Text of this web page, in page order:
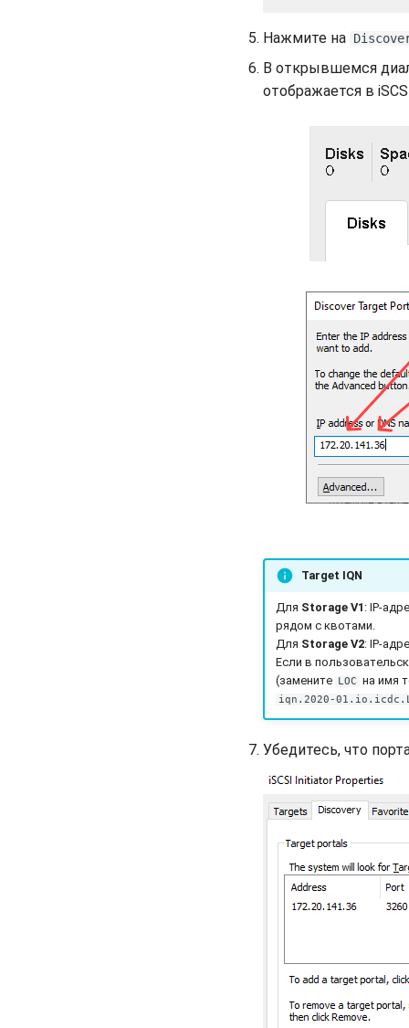
Нажмите на
В открывшемся
отображается в
Target IQN
Для Storage V1 : IP-
рядом с квотами.
Для Storage V2: IP-
Если в
(замените LOC на имя
iqn.2020-
Убедитесь, что